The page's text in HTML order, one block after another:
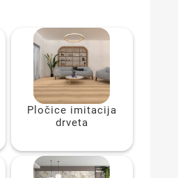
Pločice imitacija
drveta